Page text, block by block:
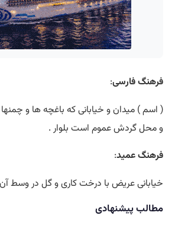
فرهنگ فارسی:
( اسم ) میدان و خیابانی که باغچه ها و چمنها
و محل گردش عموم است بلوار .
فرهنگ عمید:
خیابانی عریض با درخت کاری و گل در وسط
مطالب پیشنهادی